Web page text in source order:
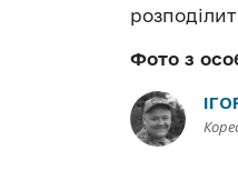
Фото з